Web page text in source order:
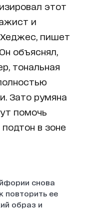
этот
и
Хеджес, пишет
объяснял,
тональная
Зато румяна
помочь
в зоне
снова
повторить ее
образ и